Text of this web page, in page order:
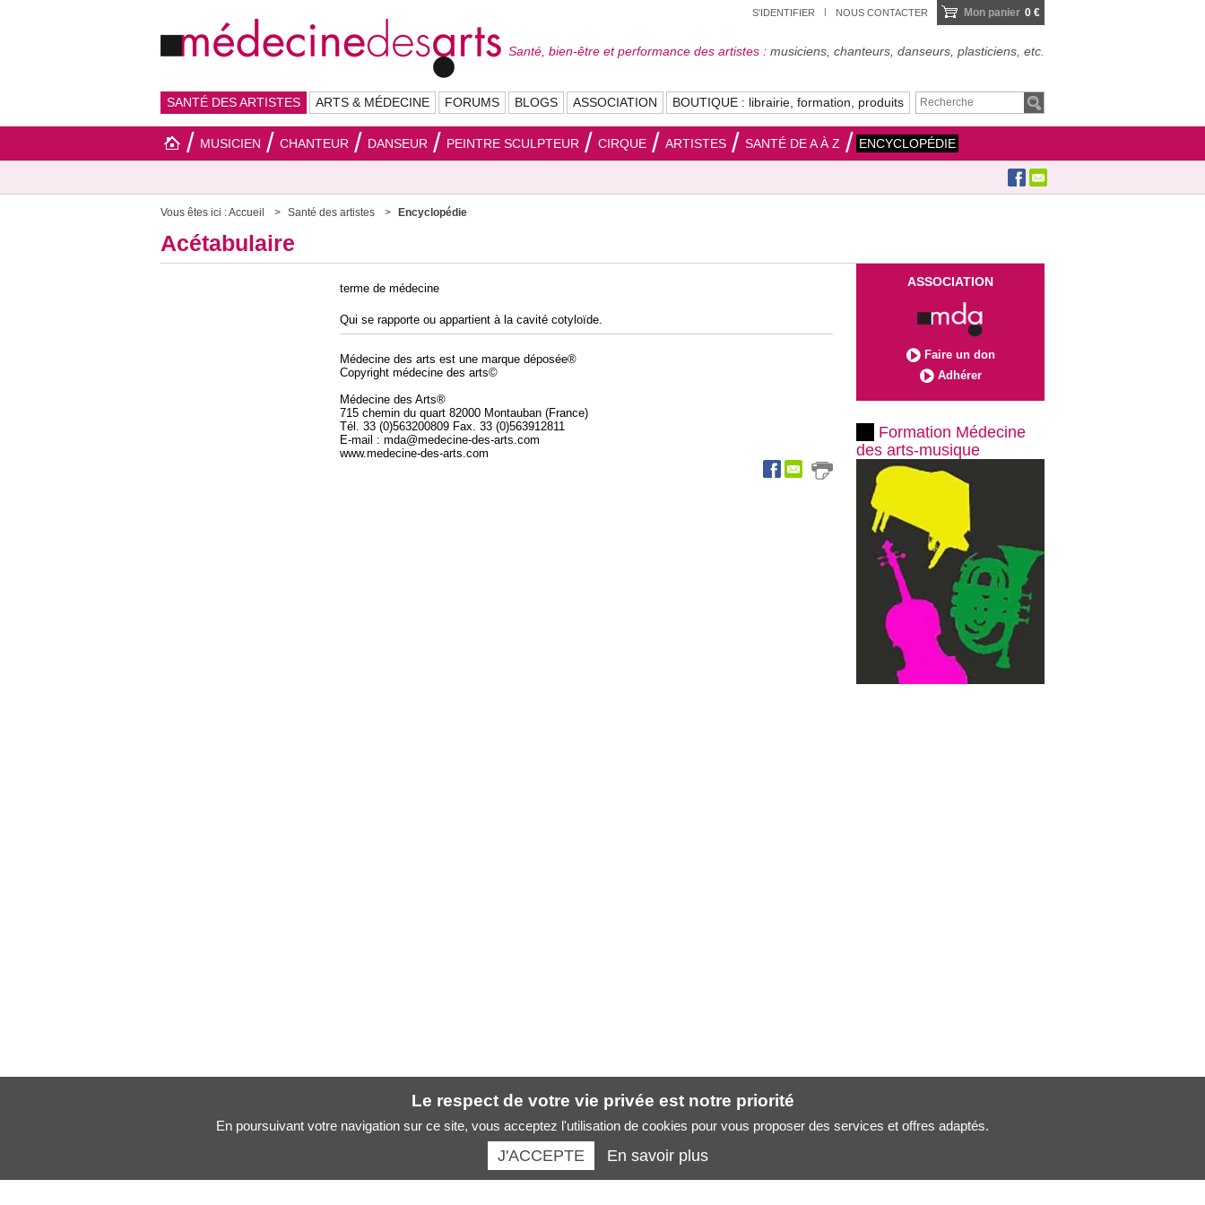
S'IDENTIFIER NOUS CONTACTER Mon panier 0 €
Santé, bien-être et performance des artistes : musiciens, chanteurs, danseurs, plasticiens, etc.
SANTÉ DES ARTISTES ARTS & MÉDECINE FORUMS BLOGS ASSOCIATION BOUTIQUE : librairie, formation, produits
MUSICIEN CHANTEUR DANSEUR PEINTRE SCULPTEUR CIRQUE ARTISTES SANTÉ DE A À Z ENCYCLOPÉDIE
Vous êtes ici :Accueil Santé des artistes Encyclopédie
Acétabulaire
terme de médecine
Qui se rapporte ou appartient à la cavité cotyloïde.
Médecine des arts est une marque déposée®
Copyright médecine des arts©
Médecine des Arts®
715 chemin du quart 82000 Montauban (France)
Tél. 33 (0)563200809 Fax. 33 (0)563912811
E-mail : mda@medecine-des-arts.com
www.medecine-des-arts.com
ASSOCIATION
Faire un don
Adhérer
Formation Médecine
des arts-musique
Le respect de votre vie privée est notre priorité
En poursuivant votre navigation sur ce site, vous acceptez l'utilisation de cookies pour vous proposer des services et offres adaptés.
J'ACCEPTE En savoir plus